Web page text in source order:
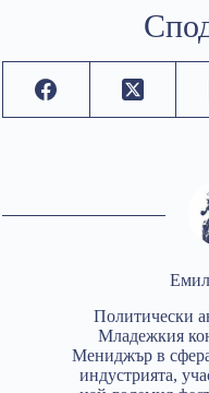
Политически
Младежкия
Мениджър в
индустрията,